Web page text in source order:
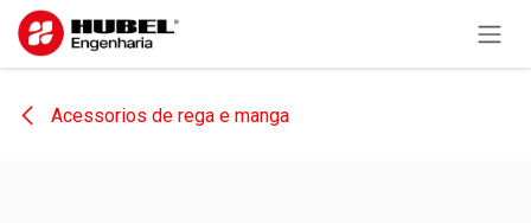
Pular para o conteúdo
Acessorios de rega e manga